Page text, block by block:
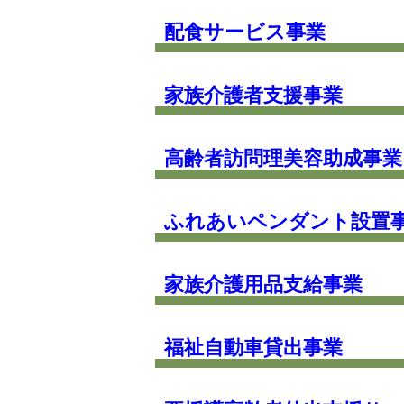
配食サービス事業
家族介護者支援事業
高齢者訪問理美容助成事業
ふれあいペンダント設置
家族介護用品支給事業
福祉自動車貸出事業